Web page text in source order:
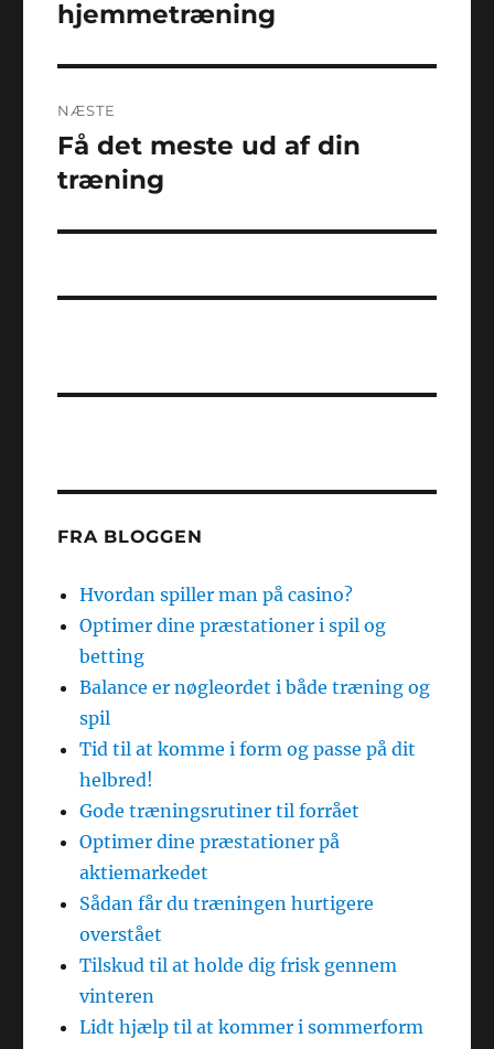
indlæg:
hjemmetræning
NÆSTE
Næste
indlæg:
Få det meste ud af din
træning
FRA BLOGGEN
Hvordan spiller man på casino?
Optimer dine præstationer i spil og
betting
Balance er nøgleordet i både træning og
spil
Tid til at komme i form og passe på dit
helbred!
Gode træningsrutiner til forrået
Optimer dine præstationer på
aktiemarkedet
Sådan får du træningen hurtigere
overstået
Tilskud til at holde dig frisk gennem
vinteren
Lidt hjælp til at kommer i sommerform